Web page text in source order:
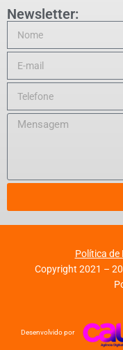
Newsletter:
Política de
Copyright 2021 –
Desenvolvido por